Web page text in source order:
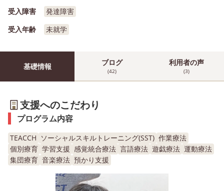
受入障害
発達障害
受入年齢
未就学
基礎情報 ブログ
(42)
利用者の声
(3)
支援へのこだわり
プログラム内容
TEACCH ソーシャルスキルトレーニング(SST) 作業療法
個別療育 学習支援 感覚統合療法 言語療法 遊戯療法 運動療法
集団療育 音楽療法 預かり支援